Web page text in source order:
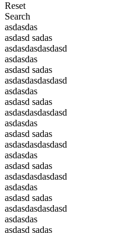
Reset
Search
asdasdas
asdasd sadas
asdasdasdasdasd
asdasdas
asdasd sadas
asdasdasdasdasd
asdasdas
asdasd sadas
asdasdasdasdasd
asdasdas
asdasd sadas
asdasdasdasdasd
asdasdas
asdasd sadas
asdasdasdasdasd
asdasdas
asdasd sadas
asdasdasdasdasd
asdasdas
asdasd sadas